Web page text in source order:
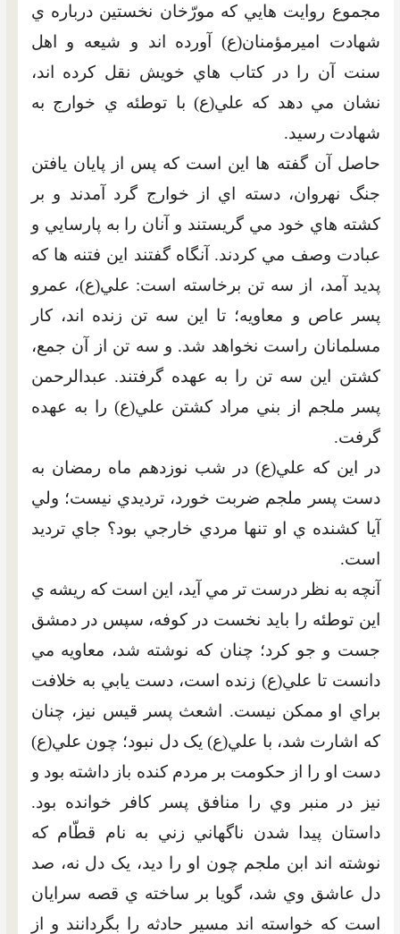
مجموع روايت هايي که مورّخان نخستين درباره ي
شهادت اميرمؤمنان(ع) آورده اند و شيعه و اهل
سنت آن را در کتاب هاي خويش نقل کرده اند،
نشان مي دهد که علي(ع) با توطئه ي خوارج به
شهادت رسيد.
حاصل آن گفته ها اين است که پس از پايان يافتن
جنگ نهروان، دسته اي از خوارج گرد آمدند و بر
کشته هاي خود مي گريستند و آنان را به پارسايي و
عبادت وصف مي کردند. آنگاه گفتند اين فتنه ها که
پديد آمد، از سه تن برخاسته است: علي(ع)، عمرو
پسر عاص و معاويه؛ تا اين سه تن زنده اند، کار
مسلمانان راست نخواهد شد. و سه تن از آن جمع،
کشتن اين سه تن را به عهده گرفتند. عبدالرحمن
پسر ملجم از بني مراد کشتن علي(ع) را به عهده
گرفت.
در اين که علي(ع) در شب نوزدهم ماه رمضان به
دست پسر ملجم ضربت خورد، ترديدي نيست؛ ولي
آيا کشنده ي او تنها مردي خارجي بود؟ جاي ترديد
است.
آنچه به نظر درست تر مي آيد، اين است که ريشه ي
اين توطئه را بايد نخست در کوفه، سپس در دمشق
جست و جو کرد؛ چنان که نوشته شد، معاويه مي
دانست تا علي(ع) زنده است، دست يابي به خلافت
براي او ممکن نيست. اشعث پسر قيس نيز، چنان
که اشارت شد، با علي(ع) يک دل نبود؛ چون علي(ع)
دست او را از حکومت بر مردم کنده باز داشته بود و
نيز در منبر وي را منافق پسر کافر خوانده بود.
داستان پيدا شدن ناگهاني زني به نام قطّام که
نوشته اند ابن ملجم چون او را ديد، يک دل نه، صد
دل عاشق وي شد، گويا بر ساخته ي قصه سرايان
است که خواسته اند مسير حادثه را بگردانند و از